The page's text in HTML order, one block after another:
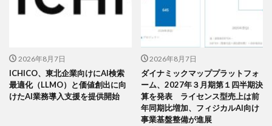
2026年8月7日
ICHICO、東北企業向けにAI検索
最適化（LLMO）と価値創出に向
けたAI業務導入支援を提供開始
2026年8月7日
ダイナミックマッププラットフォ
ーム、2027年３月期第１四半期決
算を発表 ライセンス型売上は前
年同期比増加、フィジカルAI向け
事業基盤整備が進展